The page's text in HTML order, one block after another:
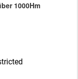
1000Hm